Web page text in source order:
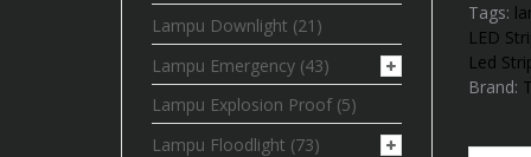
Tags:
LED
Led
Brand:
Lampu Downlight (21)
Lampu Emergency (43)
Lampu Explosion Proof (5)
Lampu Floodlight (73)